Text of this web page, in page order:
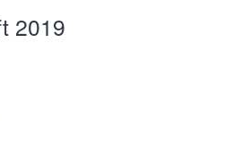
2019